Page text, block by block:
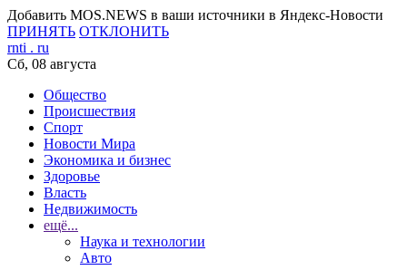
Добавить MOS.NEWS в ваши источники в Яндекс-Новости
ПРИНЯТЬ ОТКЛОНИТЬ
rnti . ru
Сб, 08 августа
Общество
Происшествия
Спорт
Новости Мира
Экономика и бизнес
Здоровье
Власть
Недвижимость
ещё...
Наука и технологии
Авто